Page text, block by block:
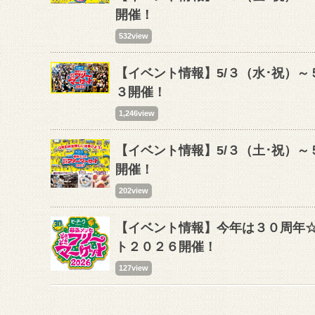
開催！
532view
【イベント情報】5/３（水･祝）
３開催！
1,246view
【イベント情報】5/３（土･祝）
開催！
202view
【イベント情報】今年は３０周
ト２０２６開催！
127view